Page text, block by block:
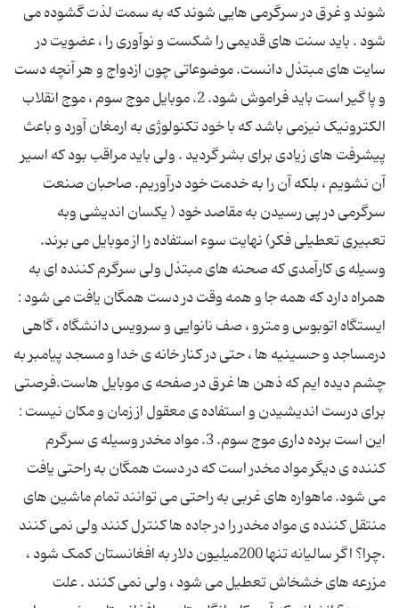
شوند و غرق در سرگرمی هایی شوند که به سمت لذت گشوده می
شود . باید سنت های قدیمی را شکست و نوآوری را ، عضویت در
سایت های مبتذل دانست. موضوعاتی چون ازدواج و هر آنچه دست
و پا گیر است باید فراموش شود. 2. موبایل موج سوم ، موج انقلاب
الکترونیک نیزمی باشد که با خود تکنولوژی به ارمغان آورد و باعث
پیشرفت های زیادی برای بشر گردید . ولی باید مراقب بود که اسیر
آن نشویم ، بلکه آن را به خدمت خود درآوریم. صاحبان صنعت
سرگرمی در پی رسیدن به مقاصد خود ( یکسان اندیشی وبه
تعبیری تعطیلی فکر) نهایت سوء استفاده را از موبایل می برند.
وسیله ی کارآمدی که صحنه های مبتذل ولی سرگرم کننده ای به
همراه دارد که همه جا و همه وقت در دست همگان یافت می شود :
ایستگاه اتوبوس و مترو ، صف نانوایی و سرویس دانشگاه ، گاهی
درمساجد و حسینیه ها ، حتی در کنار خانه ی خدا و مسجد پیامبر به
چشم دیده ایم که ذهن ها غرق در صفحه ی موبایل هاست.فرصتی
برای درست اندیشیدن و استفاده ی معقول از زمان و مکان نیست :
این است برده داری موج سوم. 3. مواد مخدر وسیله ی سرگرم
کننده ی دیگر مواد مخدر است که در دست همگان به راحتی یافت
می شود. ماهواره های غربی به راحتی می توانند تمام ماشین های
منتقل کننده ی مواد مخدر را در جاده ها کنترل کنند ولی نمی کنند
.چرا؟ اگر سالیانه تنها 200میلیون دلار به افغانستان کمک شود ،
مزرعه های خشخاش تعطیل می شود ، ولی نمی کنند . علت